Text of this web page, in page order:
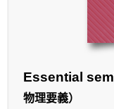
Essential
物理要義）